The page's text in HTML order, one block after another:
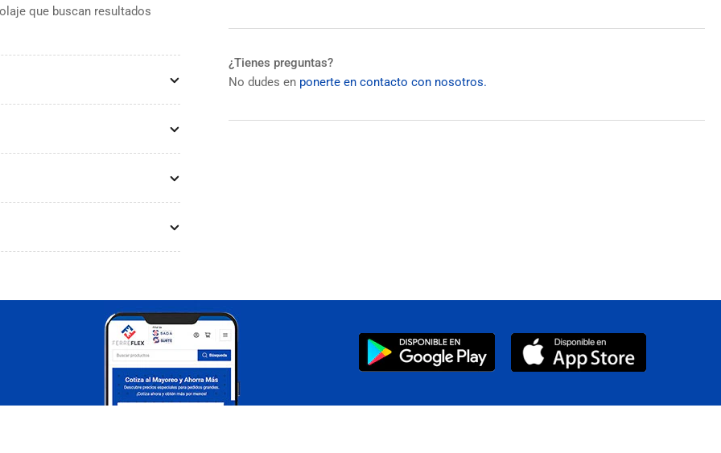
¿Tienes preguntas?
No dudes en ponerte en contacto con nosotros.
que buscan resultados